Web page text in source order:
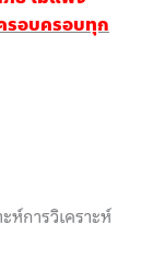
รอบครอบทุก
ห์การวิเคราะห์